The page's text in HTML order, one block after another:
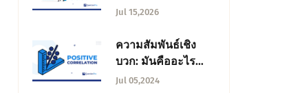
เที่ยวไทยด้วยการวัด
ท่องเที่ยวแบบ
อัตโนมัติ
Jul 15,2026
ความสัมพันธ์เชิง
บวก: มันคืออะไร
ความสําคัญ และทํา
Jul 05,2024